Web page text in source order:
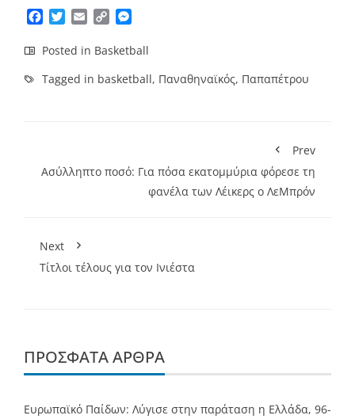
Facebook
TwitterEmailCopy
Posted in Basketball
Tagged in basketball, Παναθηναϊκός, Παπαπέτρου
Prev
Ασύλληπτο ποσό: Για πόσα εκατομμύρια φόρεσε τη
φανέλα των Λέικερς ο ΛεΜπρόν
Next
Τίτλοι τέλους για τον Ινιέστα
ΠΡΌΣΦΑΤΑ ΆΡΘΡΑ
Ευρωπαϊκό Παίδων: Λύγισε στην παράταση η Ελλάδα, 96-